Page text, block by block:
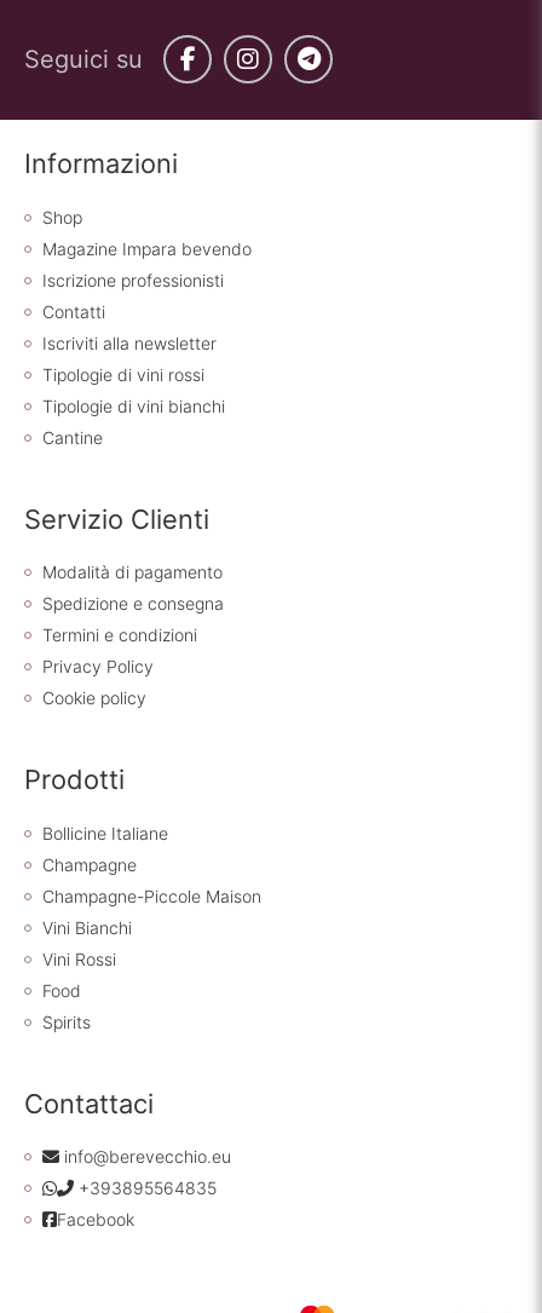
Seguici su Facebook
Instagram
Telegram
Informazioni
Shop
Magazine Impara bevendo
Iscrizione professionisti
Contatti
Iscriviti alla newsletter
Tipologie di vini rossi
Tipologie di vini bianchi
Cantine
Servizio Clienti
Modalità di pagamento
Spedizione e consegna
Termini e condizioni
Privacy Policy
Cookie policy
Prodotti
Bollicine Italiane
Champagne
Champagne-Piccole Maison
Vini Bianchi
Vini Rossi
Food
Spirits
Contattaci
info@berevecchio.eu
+393895564835
Facebook